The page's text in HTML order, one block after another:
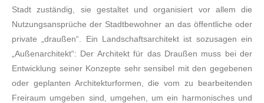
Stadt zuständig, sie gestaltet und organisiert vor allem die
Nutzungsansprüche der Stadtbewohner an das öffentliche oder
private „draußen“. Ein Landschaftsarchitekt ist sozusagen ein
„Außenarchitekt“: Der Architekt für das Draußen muss bei der
Entwicklung seiner Konzepte sehr sensibel mit den gegebenen
oder geplanten Architekturformen, die vom zu bearbeitenden
Freiraum umgeben sind, umgehen, um ein harmonisches und